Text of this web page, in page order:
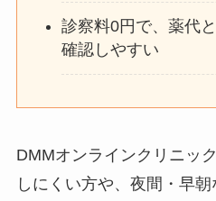
診察料0円で、薬代
確認しやすい
DMMオンラインクリニッ
しにくい方や、夜間・早